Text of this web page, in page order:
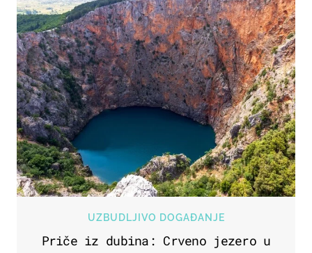
UZBUDLJIVO DOGAĐANJE
Priče iz dubina: Crveno jezero u